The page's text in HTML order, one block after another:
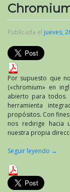
Publicada el jueves,
Por supuesto que
(«chromium» en
abierto para todos.
herramienta
propósitos. Con
nos redirige hacia
nuestra propia
Seguir leyendo →